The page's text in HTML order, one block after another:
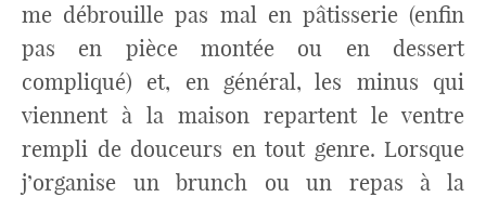
me débrouille pas mal en pâtisserie (enfin
pas en pièce montée ou en dessert
compliqué) et, en général, les minus qui
viennent à la maison repartent le ventre
rempli de douceurs en tout genre. Lorsque
j’organise un brunch ou un repas à la